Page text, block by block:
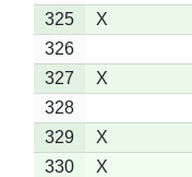
325
X
326
327
X
328
329
X
330
X